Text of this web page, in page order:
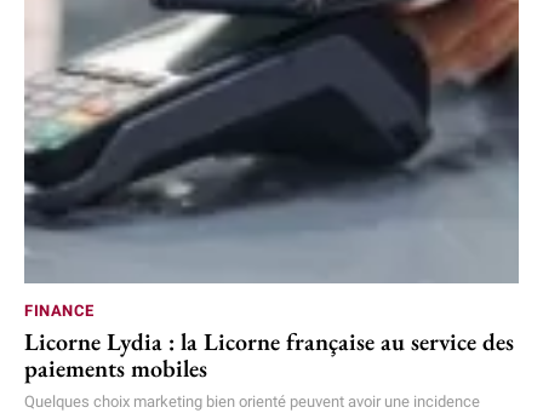
FINANCE
Licorne Lydia : la Licorne française au service des
paiements mobiles
Quelques choix marketing bien orienté peuvent avoir une incidence